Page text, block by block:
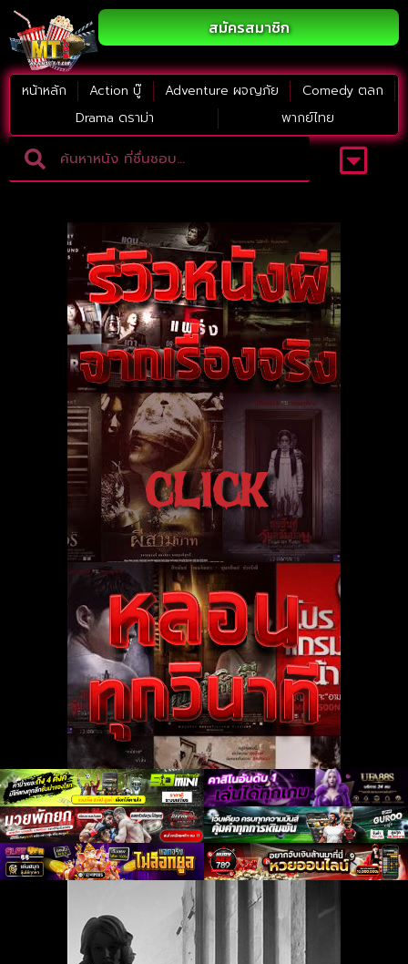
สมัครสมาชิก
หน้าหลัก Action บู๊ Adventure ผจญภัย
Comedy ตลก
Drama ดราม่า
พากย์ไทย